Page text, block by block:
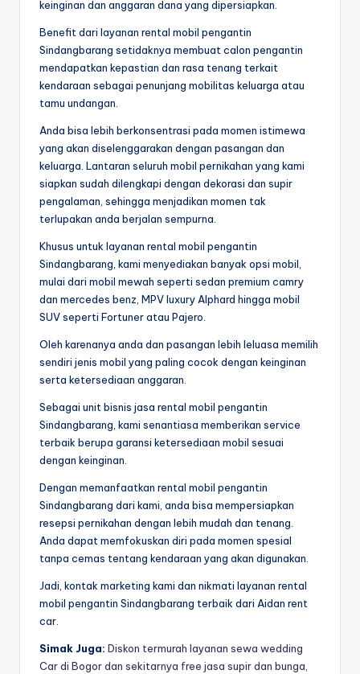
keinginan dan anggaran dana yang dipersiapkan.
Benefit dari layanan rental mobil pengantin
Sindangbarang setidaknya membuat calon pengantin
mendapatkan kepastian dan rasa tenang terkait
kendaraan sebagai penunjang mobilitas keluarga atau
tamu undangan.
Anda bisa lebih berkonsentrasi pada momen istimewa
yang akan diselenggarakan dengan pasangan dan
keluarga. Lantaran seluruh mobil pernikahan yang kami
siapkan sudah dilengkapi dengan dekorasi dan supir
pengalaman, sehingga menjadikan momen tak
terlupakan anda berjalan sempurna.
Khusus untuk layanan rental mobil pengantin
Sindangbarang, kami menyediakan banyak opsi mobil,
mulai dari mobil mewah seperti sedan premium camry
dan mercedes benz, MPV luxury Alphard hingga mobil
SUV seperti Fortuner atau Pajero.
Oleh karenanya anda dan pasangan lebih leluasa memilih
sendiri jenis mobil yang paling cocok dengan keinginan
serta ketersediaan anggaran.
Sebagai unit bisnis jasa rental mobil pengantin
Sindangbarang, kami senantiasa memberikan service
terbaik berupa garansi ketersediaan mobil sesuai
dengan keinginan.
Dengan memanfaatkan rental mobil pengantin
Sindangbarang dari kami, anda bisa mempersiapkan
resepsi pernikahan dengan lebih mudah dan tenang.
Anda dapat memfokuskan diri pada momen spesial
tanpa cemas tentang kendaraan yang akan digunakan.
Jadi, kontak marketing kami dan nikmati layanan rental
mobil pengantin Sindangbarang terbaik dari Aidan rent
car.
Simak Juga: Diskon termurah layanan sewa wedding
Car di Bogor dan sekitarnya free jasa supir dan bunga,